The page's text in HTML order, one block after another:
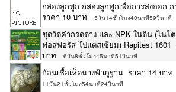
กล่องลูกฟูก กล่องลูกฟูกเพื่อการส่งออก
ราคา 10 บาท
5วัน14ชั่วโมง40นาที59วินาที
ชุดวัดค่ากรดด่าง และ NPK ในดิน (ไนโ
ฟอสฟอรัส โปแตสเซียม) Rapitest 1601
บาท
6วัน8ชั่วโมง45นาที51วินาที
ก้อนเชื้อเห็ดนางฟ้าภูฐาน ราคา 14 บาท
11วัน21ชั่วโมง54นาที24วินาที